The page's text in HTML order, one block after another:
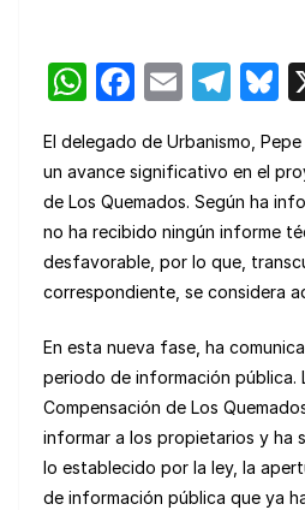
W
at
s
A
p
p
F
c
e
b
o
o
k
E
ail
T
e
gr
a
m
e
s
k
y
El delegado de Urbanismo,
un avance significativo en el
de Los Quemados. Según ha
no ha recibido ningún informe
desfavorable, por lo que,
correspondiente, se considera
En esta nueva fase, ha
periodo de información pública.
Compensación de Los
informar a los propietarios y ha
lo establecido por la ley, la
de información pública que ya